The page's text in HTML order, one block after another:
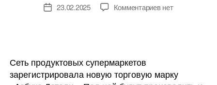
Дата23.02.2025 Комментариевк
для
нет
Сеть продуктовых супермаркетов
зарегистрировала новую торговую марку